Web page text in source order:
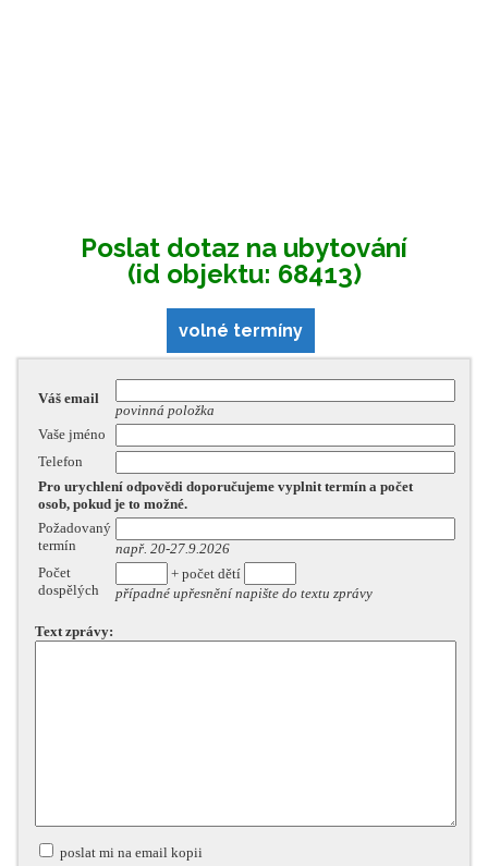
Poslat dotaz na ubytování
(id objektu: 68413)
volné termíny